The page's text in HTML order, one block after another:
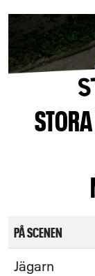
PÅ SCENEN
Jägarn